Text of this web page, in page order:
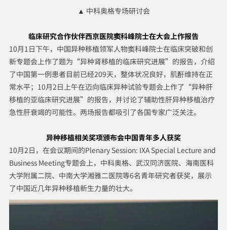
▲ 中科奥格专场研讨会
临床研究合作伙伴西京医院窦科峰院士在大会上作报告
10月1日下午，中国异种移植领军人物窦科峰院士在临床突破和创
新专题会上作了题为“异种肾移植的临床研究进展”的报告，介绍
了中国第一例患者目前已经209天，整体状况良好，肌酐维持在正
常水平；10月2日上午在迈向临床异种试验专题会上作了“异种肝
移植的亚临床研究进展”的报告，并讨论了辅助性肝异种移植治疗
急性肝衰竭的可能性。两场报告都吸引了各国专家广泛关注。
异种移植相关奖项颁布会中国青年多人获奖
10月2日，在会议期间的Plenary Session: IXA Special Lecture and
Business Meeting专题会上，中科奥格、武汉同济医院、海南医科
大学附属二院、中南大学湘雅二医院等6名青年研究者获奖，展示
了中国近几年异种移植新生力量的壮大。